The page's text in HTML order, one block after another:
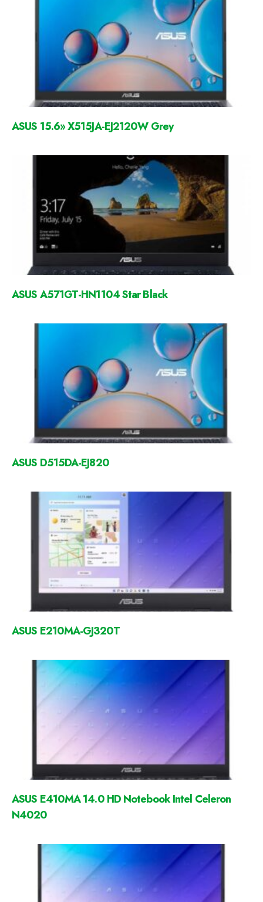
ASUS 15.6» X515JA-EJ2120W Grey
ASUS A571GT-HN1104 Star Black
ASUS D515DA-EJ820
ASUS E210MA-GJ320T
ASUS E410MA 14.0 HD Notebook Intel Celeron
N4020